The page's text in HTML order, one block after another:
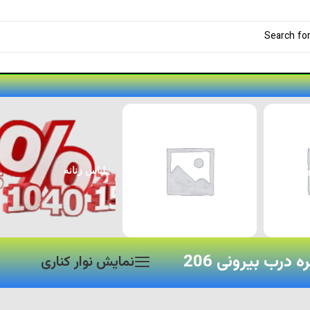
لوازم جانبی پژو ۲۰۷ لوازم جانبی خودرو
درب بیرونی 206 نمایش نوار کناری